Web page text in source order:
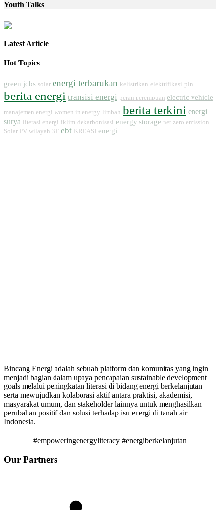
Youth Talks
Latest Article
Hot Topics
green jobs solar energi terbarukan kelistrikan elektrifikasi pln
berita energi transisi energi peran perempuan electric vehicle
manajemen energi women in energy limbah berita terkini energi
surya literasi energi iklim dekarbonisasi energy storage net zero emission
Solar PV wilayah 3T ebt KREASI energi
Bincang Energi adalah sebuah platform dan komunitas yang ingin
menjadi bagian dalam upaya pencapaian sustainable development
goals melalui peningkatan literasi di bidang energi berkelanjutan
serta mewujudkan kolaborasi aktif antara praktisi, akademisi,
masyarakat umum, dan stakeholder lainnya untuk menghasilkan
perubahan positif dan solusi terhadap isu energi di tanah air
Indonesia.
#empoweringenergyliteracy #energiberkelanjutan
Our Partners